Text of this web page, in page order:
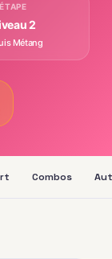
ÉTAPE
2
Métang
Combos